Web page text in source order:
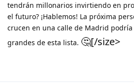
tendrán millonarios invirtiendo en
el futuro? ¡Hablemos! La próxima
crucen en una calle de Madrid
grandes de esta lista. 🤔[/size>